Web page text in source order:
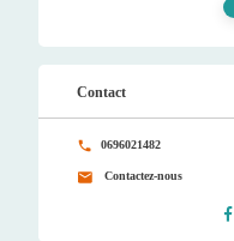
Contact
0696021482
Contactez-nous